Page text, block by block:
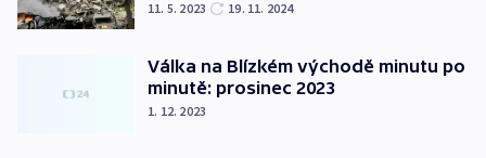
11. 5. 2023 19. 11. 2024
Válka na Blízkém východě minutu po
minutě: prosinec 2023
1. 12. 2023